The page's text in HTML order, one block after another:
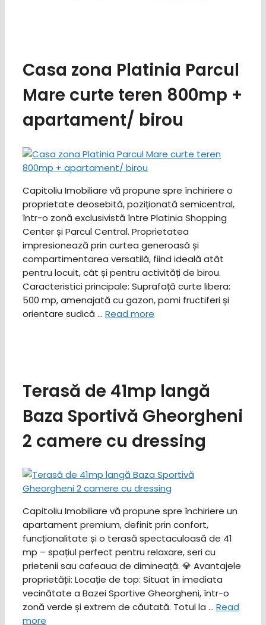
Casa zona Platinia Parcul
Mare curte teren 800mp +
apartament/ birou
Capitoliu Imobiliare vă propune spre închiriere o
proprietate deosebită, poziționată semicentral,
într-o zonă exclusivistă între Platinia Shopping
Center și Parcul Central. Proprietatea
impresionează prin curtea generoasă și
compartimentarea versatilă, fiind ideală atât
pentru locuit, cât și pentru activități de birou. ​
Caracteristici principale: ​Suprafață curte libera:
500 mp, amenajată cu gazon, pomi fructiferi și
orientare sudică … Read more
Terasă de 41mp langă
Baza Sportivă Gheorgheni
2 camere cu dressing
Capitoliu Imobiliare vă propune spre închiriere un
apartament premium, definit prin confort,
funcționalitate și o terasă spectaculoasă de 41
mp – spațiul perfect pentru relaxare, seri cu
prietenii sau cafeaua de dimineață. ​💎 Avantajele
proprietății: ​Locație de top: Situat în imediata
vecinătate a Bazei Sportive Gheorgheni, într-o
zonă verde și extrem de căutată. ​Totul la … Read
more